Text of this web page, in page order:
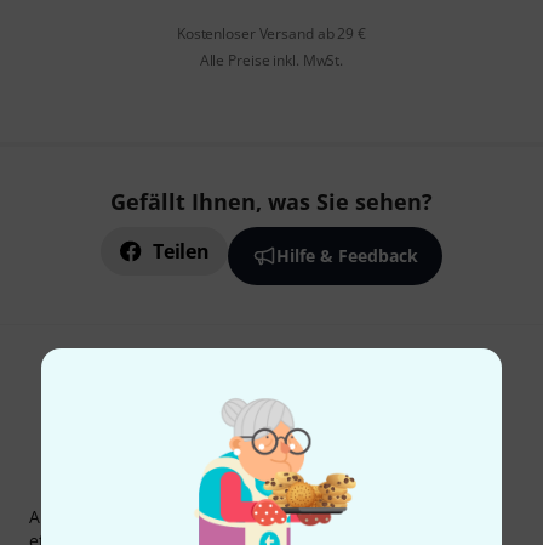
Kostenloser Versand ab 29 €
Alle Preise inkl. MwSt.
Gefällt Ihnen, was Sie sehen?
Teilen Hilfe & Feedback
Thomann Newsletter
Abonniere den Thomann Newsletter und gewinne mit